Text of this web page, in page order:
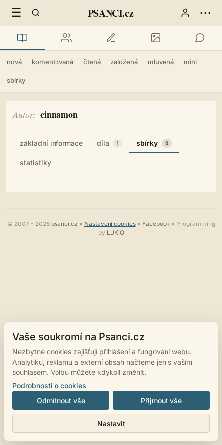
☰ PSANCI.cz ⋯
nová komentovaná čtená založená mluvená mini
sbírky
Autor cinnamon
základní informace díla 1 sbírky 0
statistiky
© 2007 - 2026 psanci.cz • Nastavení cookies• Facebook • Programming
by LUKiO
Vaše soukromí na Psanci.cz
Nezbytné cookies zajišťují přihlášení a fungování webu.
Analytiku, reklamu a externí obsah načteme jen s vaším
souhlasem. Volbu můžete kdykoli změnit.
Podrobnosti o cookies
Odmítnout vše
Nastavit
Přijmout vše